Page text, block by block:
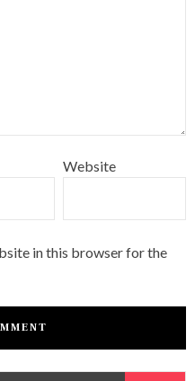
Website
in this browser for the